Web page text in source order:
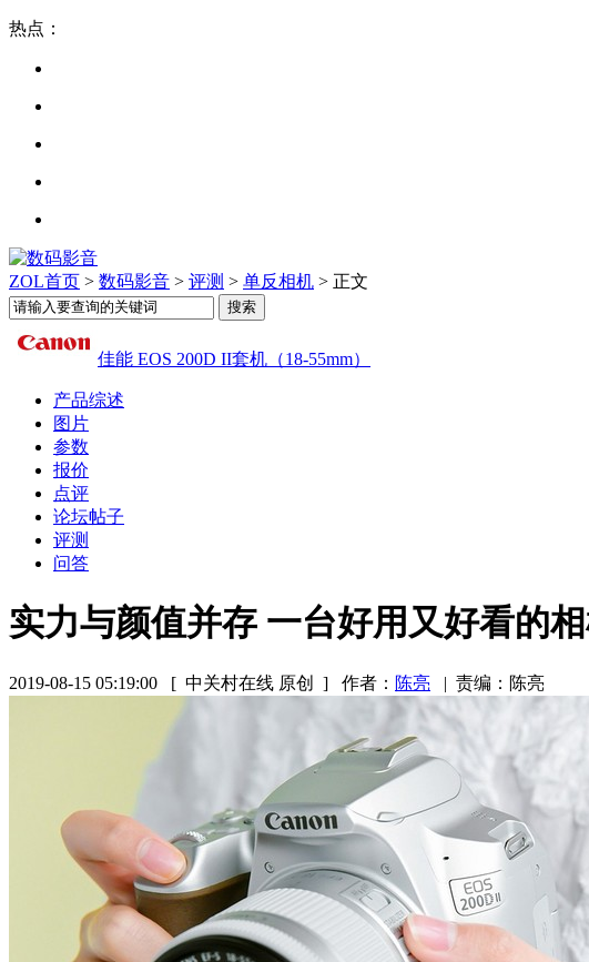
热点：
ZOL首页 > 数码影音 > 评测 > 单反相机 > 正文
佳能 EOS 200D II套机（18-55mm）
产品综述
图片
参数
报价
点评
论坛帖子
评测
问答
实力与颜值并存 一台好用又好看的
2019-08-15 05:19:00 [ 中关村在线 原创 ] 作者： 陈亮 | 责编：陈亮